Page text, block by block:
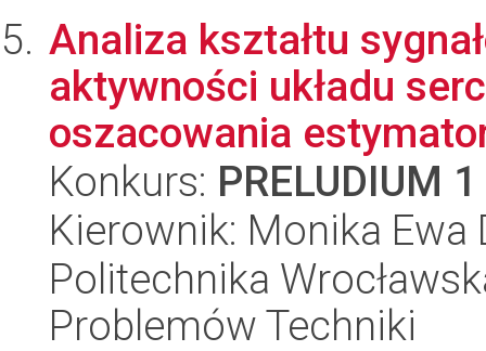
Analiza kształtu
aktywności układu
oszacowania
Konkurs: PRELUDIUM 1
Kierownik: Monika Ewa
Politechnika
Problemów Techniki